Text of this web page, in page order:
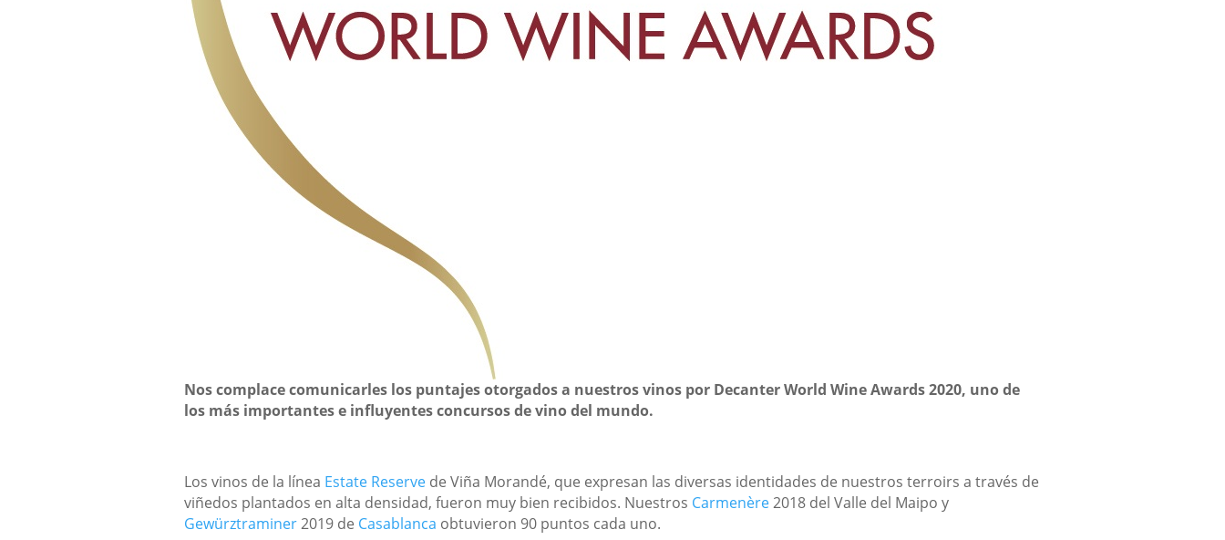
Nos complace comunicarles los puntajes otorgados a nuestros vinos por Decanter World Wine Awards 2020, uno de
los más importantes e influyentes concursos de vino del mundo.
Los vinos de la línea Estate Reservede Viña Morandé, que expresan las diversas identidades de nuestros terroirs a través de
viñedos plantados en alta densidad, fueron muy bien recibidos. Nuestros Carmenère2018 del Valle del Maipo y
Gewürztraminer2019 de Casablanca obtuvieron 90 puntos cada uno.